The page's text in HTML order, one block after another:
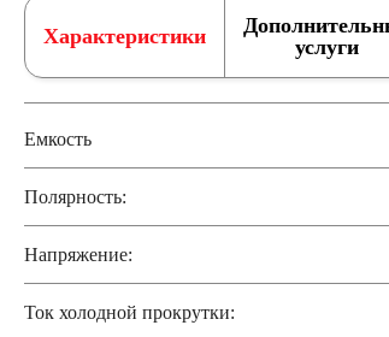
Характеристики
услуги
Емкость
Полярность:
Напряжение:
Ток холодной прокрутки: